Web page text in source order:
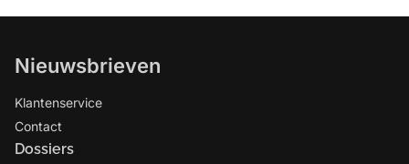
Nieuwsbrieven
Klantenservice
Contact
Dossiers